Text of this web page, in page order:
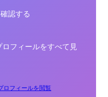
認する
フィールをすべて見
ロフィールを閲覧